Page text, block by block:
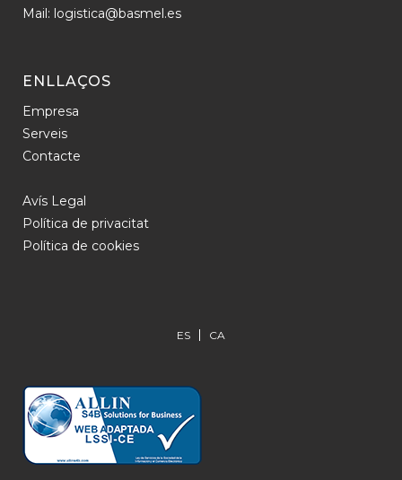
Mail: logistica@basmel.es
ENLLAÇOS
Empresa
Serveis
Contacte
Avís Legal
Política de privacitat
Política de cookies
ES CA